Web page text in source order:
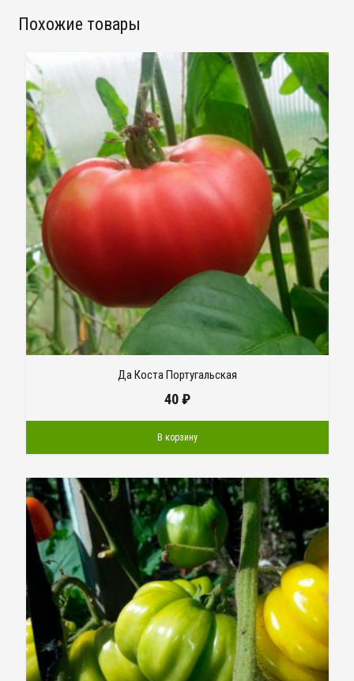
Похожие товары
Да Коста Португальская
40₽
В корзину